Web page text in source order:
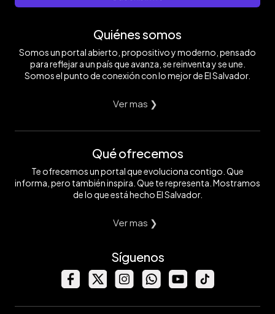
Quiénes somos
Somos un portal abierto, propositivo y moderno, pensado
para reflejar a un país que avanza, se reinventa y se une.
Somos el punto de conexión con lo mejor de El Salvador.
Ver mas ❯
Qué ofrecemos
Te ofrecemos un portal que evoluciona contigo. Que
informa, pero también inspira. Que te representa. Mostramos
de lo que está hecho El Salvador.
Ver mas ❯
Síguenos